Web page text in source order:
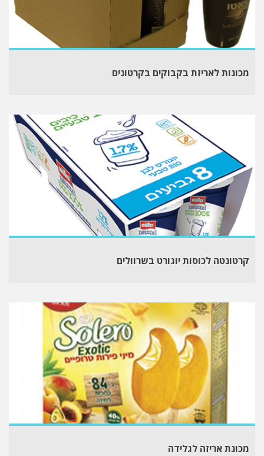
מכונות לאריזת בקבוקים בקרטונים
קרטונטה לכוסות יוגורט בשרוולים
מכונת אריזה לגלידה